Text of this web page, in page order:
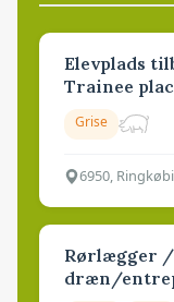
Elevplads
Trainee
Grise
6950,
Rørlægger /
dræn/